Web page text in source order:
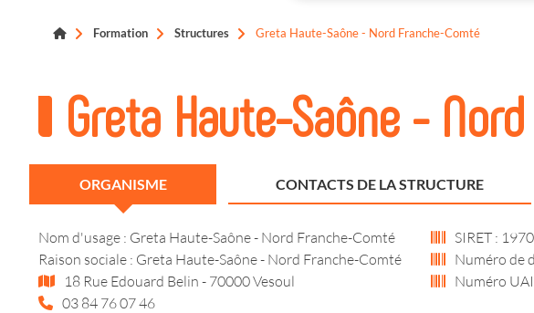
Formation Structures Greta Haute-Saône - Nord Franche-Comté
Greta Haute-Saône -
ORGANISME CONTACTS DE LA STRUCTURE
Nom d'usage : Greta Haute-Saône - Nord Franche-Comté
Raison sociale : Greta Haute-Saône - Nord Franche-Comté
18 Rue Edouard Belin - 70000 Vesoul
03 84 76 07 46
SIRET :
Numéro de
Numéro